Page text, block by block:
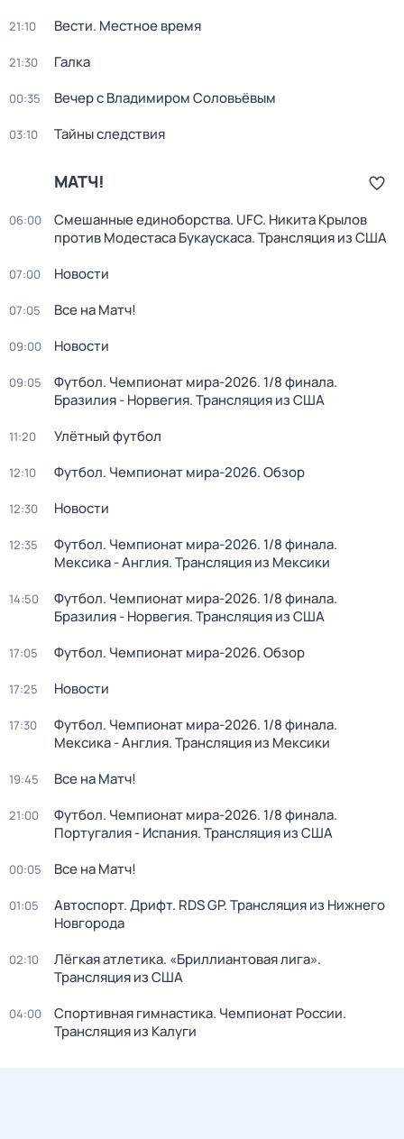
21:10 Вести. Местное время
21:30 Галка
00:35 Вечер с Владимиром Соловьёвым
03:10 Тайны следствия
МАТЧ!
06:00
Смешанные единоборства. UFC. Никита Крылов
против Модестаса Букаускаса. Трансляция из США
07:00 Новости
07:05 Все на Матч!
09:00 Новости
09:05
Футбол. Чемпионат мира-2026. 1/8 финала.
Бразилия - Норвегия. Трансляция из США
11:20 Улётный футбол
12:10 Футбол. Чемпионат мира-2026. Обзор
12:30 Новости
12:35
Футбол. Чемпионат мира-2026. 1/8 финала.
Мексика - Англия. Трансляция из Мексики
14:50
Футбол. Чемпионат мира-2026. 1/8 финала.
Бразилия - Норвегия. Трансляция из США
17:05 Футбол. Чемпионат мира-2026. Обзор
17:25 Новости
17:30
Футбол. Чемпионат мира-2026. 1/8 финала.
Мексика - Англия. Трансляция из Мексики
19:45 Все на Матч!
21:00
Футбол. Чемпионат мира-2026. 1/8 финала.
Португалия - Испания. Трансляция из США
00:05 Все на Матч!
01:05
Автоспорт. Дрифт. RDS GP. Трансляция из Нижнего
Новгорода
02:10
Лёгкая атлетика. «Бриллиантовая лига».
Трансляция из США
04:00
Спортивная гимнастика. Чемпионат России.
Трансляция из Калуги